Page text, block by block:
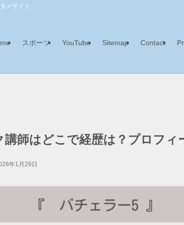
メサイト
スポーツ YouTube Sitemap Contact
師はどこで経歴は？プロフィ
年1月29日